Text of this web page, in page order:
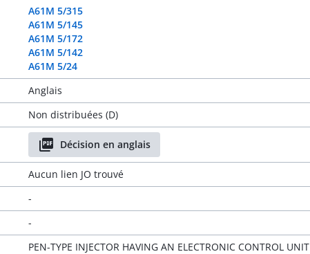
A61M 5/315
A61M 5/145
A61M 5/172
A61M 5/142
A61M 5/24
Anglais
Non distribuées (D)
Décision en anglais
Aucun lien JO trouvé
-
-
PEN-TYPE INJECTOR HAVING AN ELECTRONIC CONTROL UNIT